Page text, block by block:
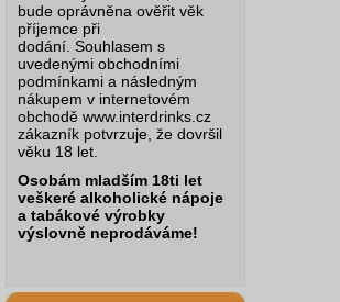
bude oprávněna ověřit věk
příjemce při
dodání. Souhlasem s
uvedenými obchodními
podmínkami a následným
nákupem v internetovém
obchodě www.interdrinks.cz
zákazník potvrzuje, že dovršil
věku 18 let.
Osobám mladším 18ti let
veškeré alkoholické nápoje
a tabákové výrobky
výslovně neprodáváme!